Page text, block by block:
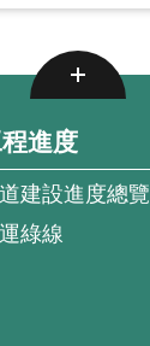
進度
建設進度總覽
綠線